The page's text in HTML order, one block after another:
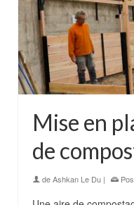
Mise en
de
deAshkan Le Du |